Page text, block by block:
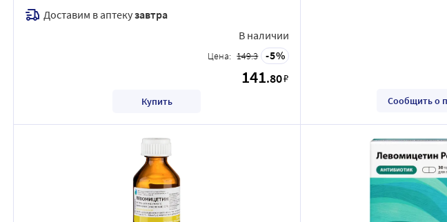
Доставим в аптекузавтра
В наличии
Цена: 149.3 5
141.80₽
Купить Сообщить о